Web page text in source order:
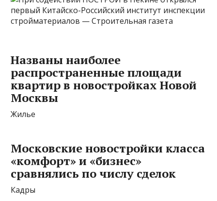
Названы наиболее
распространенные площади
квартир в новостройках Новой
Москвы
Жилье
Московские новостройки класса
«комфорт» и «бизнес»
сравнялись по числу сделок
Кадры